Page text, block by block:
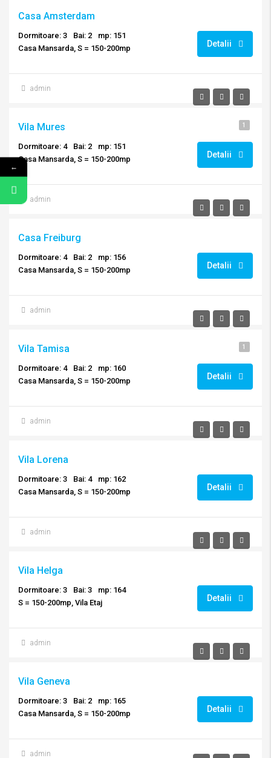
Casa Amsterdam
Dormitoare: 3 Bai: 2
mp: 151
Casa Mansarda, S = 150-200mp
Detalii
admin
1
Vila Mures
Dormitoare: 4 Bai: 2
mp: 151
Casa Mansarda, S = 150-200mp
Detalii
admin
Casa Freiburg
Dormitoare: 4 Bai: 2
mp: 156
Casa Mansarda, S = 150-200mp
Detalii
admin
1
Vila Tamisa
Dormitoare: 4 Bai: 2
mp: 160
Casa Mansarda, S = 150-200mp
Detalii
admin
Vila Lorena
Dormitoare: 3 Bai: 4
mp: 162
Casa Mansarda, S = 150-200mp
Detalii
admin
Vila Helga
Dormitoare: 3 Bai: 3
mp: 164
S = 150-200mp, Vila Etaj
Detalii
admin
Vila Geneva
Dormitoare: 3 Bai: 2
mp: 165
Casa Mansarda, S = 150-200mp
Detalii
admin
←